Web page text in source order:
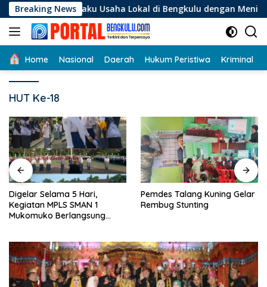
Langsung
ke
konten
Breaking News
Pelaku Usaha Lokal di Bengkulu dengan Meningkatkan
Home Nasional Daerah Hukum Peristiwa Kriminal
HUT Ke-18
Digelar Selama 5 Hari,
Kegiatan MPLS SMAN 1
Mukomuko Berlangsung
Pemdes Talang Kuning Gelar
Rembug Stunting